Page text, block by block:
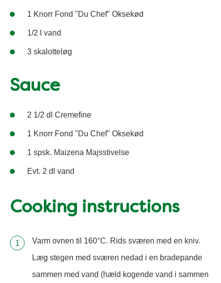
1 Knorr Fond "Du Chef" Oksekød
1/2 l vand
3 skalotteløg
Sauce
2 1/2 dl Cremefine
1 Knorr Fond "Du Chef" Oksekød
1 spsk. Maizena Majsstivelse
Evt. 2 dl vand
Cooking instructions
Varm ovnen til 160°C. Rids sværen med en kniv.
Læg stegen med sværen nedad i en bradepande
sammen med vand (hæld kogende vand i sammen